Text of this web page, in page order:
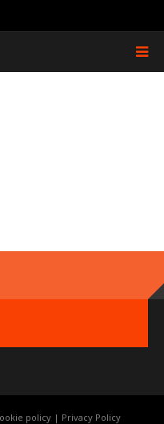
policy | Privacy Policy